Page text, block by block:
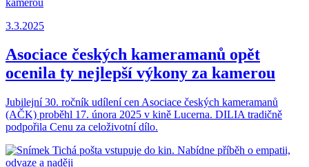
3.3.2025
Asociace českých kameramanů opět
ocenila ty nejlepší výkony za kamerou
Jubilejní 30. ročník udílení cen Asociace českých kameramanů
(AČK) proběhl 17. února 2025 v kině Lucerna. DILIA tradičně
podpořila Cenu za celoživotní dílo.